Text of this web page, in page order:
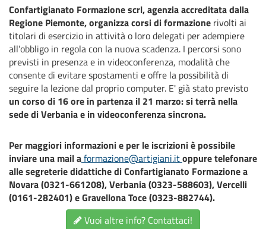
Confartigianato Formazione scrl, agenzia accreditata dalla
Regione Piemonte, organizza corsi di formazione rivolti ai
titolari di esercizio in attività o loro delegati per adempiere
all’obbligo in regola con la nuova scadenza. I percorsi sono
previsti in presenza e in videoconferenza, modalità che
consente di evitare spostamenti e offre la possibilità di
seguire la lezione dal proprio computer. E' già stato previsto
un corso di 16 ore in partenza il 21 marzo: si terrà nella
sede di Verbania e in videoconferenza sincrona.
Per maggiori informazioni e per le iscrizioni è possibile
inviare una mail aformazione@artigiani.itoppure telefonare
alle segreterie didattiche di Confartigianato Formazione a
Novara (0321-661208), Verbania (0323-588603), Vercelli
(0161-282401) e Gravellona Toce (0323-882744).
Vuoi altre info? Contattaci!